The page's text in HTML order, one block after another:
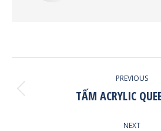
NAVIGATION
PREVIOUS
TẤM ACRYLIC
NEXT